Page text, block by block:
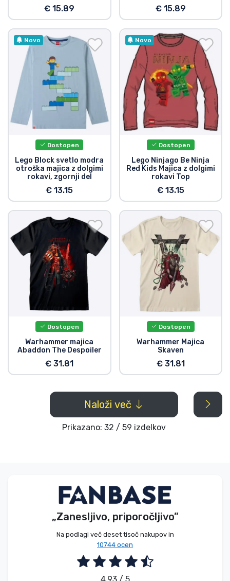
€ 15.89 € 15.89
Novo
Dostopen
Lego Block svetlo modra
otroška majica z dolgimi
rokavi, zgornji del
€ 13.15
Novo
Dostopen
Lego Ninjago Be Ninja
Red Kids Majica z dolgimi
rokavi Top
€ 13.15
Dostopen
Warhammer majica
Abaddon The Despoiler
€ 31.81
Dostopen
Warhammer Majica
Skaven
€ 31.81
Naloži več
Prikazano: 32 / 59 izdelkov
„Zanesljivo, priporočljivo”
Na podlagi več deset tisoč nakupov in
10744 ocen